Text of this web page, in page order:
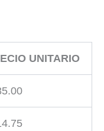
UNITARIO